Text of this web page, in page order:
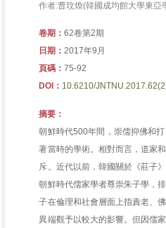
作者:曹玟煥(韓國成均館大學東亞
卷期：62卷第2期
日期：2017年9月
頁碼：75-92
DOI： 10.6210/
摘要：
朝鮮時代500年間，崇儒抑佛和
著當時的學術。相對而言，道家
斥。近代以前，韓國關於《莊子
朝鮮時代儒家學者尊崇朱子學，
子在倫理和社會層面上指責老、
異端觀予以較大的影響。但因儒